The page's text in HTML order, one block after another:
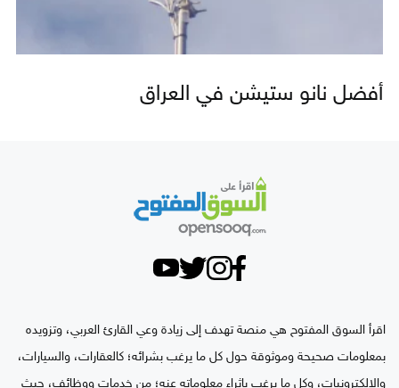
أفضل نانو ستيشن في العراق
اقرأ السوق المفتوح هي منصة تهدف إلى زيادة وعي القارئ العربي، وتزويده
بمعلومات صحيحة وموثوقة حول كل ما يرغب بشرائه؛ كالعقارات، والسيارات،
والإلكترونيات، وكل ما يرغب بإثراء معلوماته عنه؛ من خدمات ووظائف، حيث